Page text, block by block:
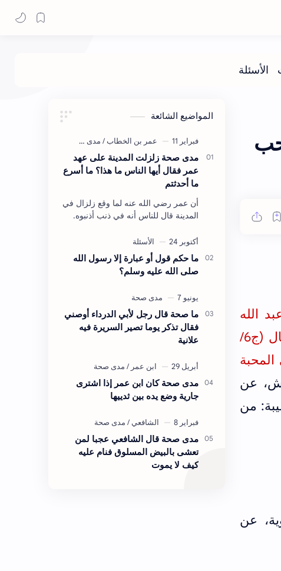
عبد الله
وأخرجه ابن أبي شيبة في المصنف ت كمال (ج6/
عن
من
عن
المواضيع الشائعة
مدى صحة زلزلت المدينة على عهد
عمر فقال أيها الناس ما هذا؟ ما أسرع
ما أحدثتم
أن عمر رضي الله عنه لما وقع زلزال في
المدينة قال للناس أنه في ذنب أذنبوه.
معناه أخرجه ابن أبي الدنيا في العقوبات
(ص3…
ما حكم قول أو عبارة إلا رسول الله
صلى الله عليه وسلم؟
ما صحة قال رجل لأبي الدرداء أوصني
فقال تذكر يوما تصير السريرة فيه
علانية
مدى صحة كان ابن عمر إذا اشترى
جارية وضع يده بين ثدييها
مدى صحة قال الشافعي عجبا لمن
تعشى بالبيض المسلوق فنام عليه
كيف لا يموت